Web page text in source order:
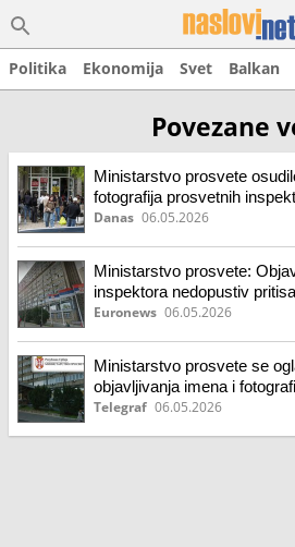
Politika Ekonomija Svet Balkan
Povezane
Ministarstvo prosvete
fotografija prosvetnih
na Medicinskom fakultetu
Danas 06.05.2026
Ministarstvo prosvete:
inspektora nedopustiv
Euronews 06.05.2026
Ministarstvo prosvete se
objavljivanja imena i
Telegraf 06.05.2026